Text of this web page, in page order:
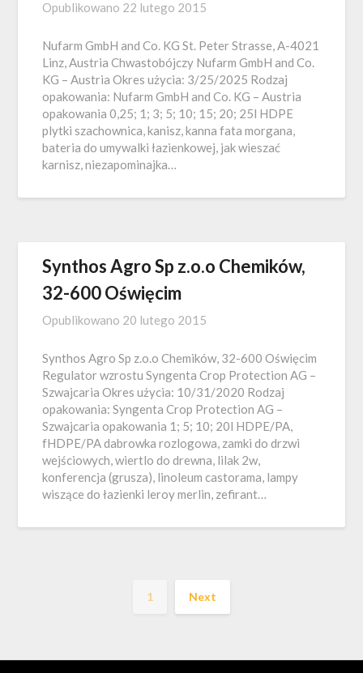
Opublikowano 22 lutego 2015
Nufarm GmbH and Co. KG St. Peter Strasse, A-4021
Linz, Austria Chwastobójczy Nufarm GmbH and Co.
KG – Austria Okres użycia: 3/25/2025 Rodzaj
opakowania: Nufarm GmbH and Co. KG – Austria
opakowania 0,25; 1; 3; 5; 10; 15; 20; 25l HDPE
plytki szachownica, kanisz, kanna fata morgana,
bateria do umywalki łazienkowej, jak wieszać
karnisz, niezapominajka…
Synthos Agro Sp z.o.o Chemików,
32-600 Oświęcim
Opublikowano 20 lutego 2015
Synthos Agro Sp z.o.o Chemików, 32-600 Oświęcim
Regulator wzrostu Syngenta Crop Protection AG –
Szwajcaria Okres użycia: 10/31/2020 Rodzaj
opakowania: Syngenta Crop Protection AG –
Szwajcaria opakowania 1; 5; 10; 20l HDPE/PA,
fHDPE/PA dabrowka rozlogowa, zamki do drzwi
wejściowych, wiertlo do drewna, lilak 2w,
konferencja (grusza), linoleum castorama, lampy
wiszące do łazienki leroy merlin, zefirant…
1 Next